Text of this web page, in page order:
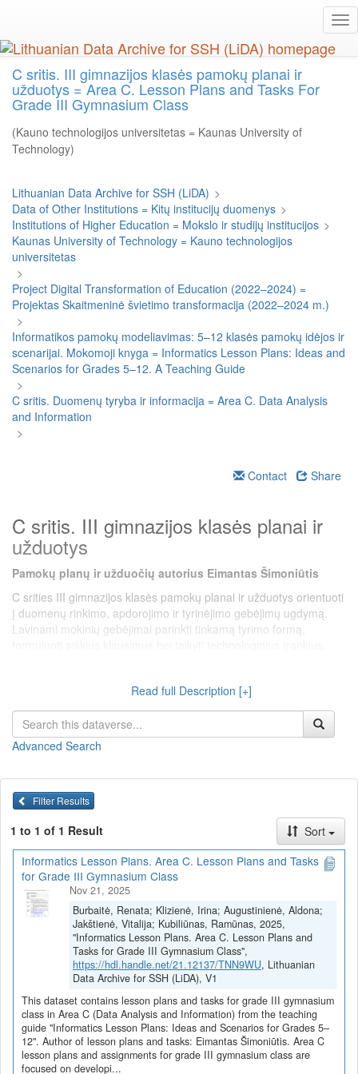
main
content
C sritis. III gimnazijos klasės pamokų planai ir
užduotys = Area C. Lesson Plans and Tasks For
Grade III Gymnasium Class
(Kauno technologijos universitetas = Kaunas University of
Technology)
Lithuanian Data Archive for SSH (LiDA) >
Data of Other Institutions = Kitų institucijų duomenys >
Institutions of Higher Education = Mokslo ir studijų institucijos >
Kaunas University of Technology = Kauno technologijos
universitetas
>
Project Digital Transformation of Education (2022–2024) =
Projektas Skaitmeninė švietimo transformacija (2022–2024 m.)
>
Informatikos pamokų modeliavimas: 5–12 klasės pamokų idėjos ir
scenarijai. Mokomoji knyga = Informatics Lesson Plans: Ideas and
Scenarios for Grades 5–12. A Teaching Guide
>
C sritis. Duomenų tyryba ir informacija = Area C. Data Analysis
and Information
>
Contact Share
C sritis. III gimnazijos klasės planai ir
užduotys
Pamokų planų ir užduočių autorius Eimantas Šimoniūtis
C srities III gimnazijos klasės pamokų planai ir užduotys orientuoti
į duomenų rinkimo, apdorojimo ir tyrinėjimo gebėjimų ugdymą.
Lavinami mokinių gebėjimai parinkti tinkamą tyrimo formą,
komunikacinėmis kompetencijomis. Reikšmingas akcentas tenka
refleksijai ir savarankiškai veiklai, leidžiančiai mokiniams suvokti
apklausos dizaino ir duomenų analizės svarbą.
Pamokų planai ir užduotys
Apklausos kūrimas (Eimantas Šimoniūtis)
Visi C srities pamokų planai ir užduotys
Pamokų planai ir užduotys parengti vykdant projektą
„Skaitmeninė
švietimo transformacija („EdTech“)(Nr. 10-004-P-0001)“,
įgyvendintą pagal ekonomikos gaivinimo ir atsparumo didinimo
planą „Naujos kartos Lietuva“, finansuojamą Europos Sąjungos
ekonomikos gaivinimo ir atsparumo didinimo priemonės
„NextGenerationEU“ lėšomis.
Area C. Lesson Plans and Tasks For
Grade III Gymnasium Class
Author of lesson plans and tasks Eimantas Šimoniūtis
Area C lesson plans and assignments for grade III gymnasium
class are focused on developing data collection, processing, and
research skills. Pupils are taught to choose the appropriate form
Read full Description [+]
Advanced Search
Filter Results
1 to 1 of 1 Result
Sort
Informatics Lesson Plans. Area C. Lesson Plans and Tasks
for Grade III Gymnasium Class
Nov 21, 2025
Burbaitė, Renata; Klizienė, Irina; Augustinienė, Aldona;
Jakštienė, Vitalija; Kubiliūnas, Ramūnas, 2025,
"Informatics Lesson Plans. Area C. Lesson Plans and
Tasks for Grade III Gymnasium Class",
https://hdl.handle.net/21.12137/TNN9WU, Lithuanian
Data Archive for SSH (LiDA), V1
This dataset contains lesson plans and tasks for grade III gymnasium
class in Area C (Data Analysis and Information) from the teaching
guide "Informatics Lesson Plans: Ideas and Scenarios for Grades 5–
12". Author of lesson plans and tasks: Eimantas Šimoniūtis. Area C
lesson plans and assignments for grade III gymnasium class are
focused on developi...